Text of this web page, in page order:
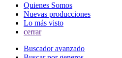
Quienes Somos
Nuevas producciones
Lo más visto
cerrar
Buscador avanzado